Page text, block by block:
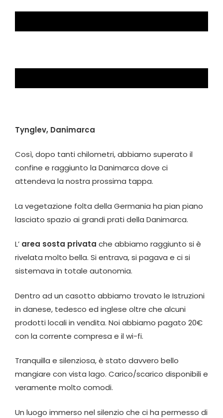
Tynglev, Danimarca
Così, dopo tanti chilometri, abbiamo superato il
confine e raggiunto la Danimarca dove ci
attendeva la nostra prossima tappa.
La vegetazione folta della Germania ha pian piano
lasciato spazio ai grandi prati della Danimarca.
L’ area sosta privata che abbiamo raggiunto si è
rivelata molto bella. Si entrava, si pagava e ci si
sistemava in totale autonomia.
Dentro ad un casotto abbiamo trovato le Istruzioni
in danese, tedesco ed inglese oltre che alcuni
prodotti locali in vendita. Noi abbiamo pagato 20€
con la corrente compresa e il wi-fi.
Tranquilla e silenziosa, è stato davvero bello
mangiare con vista lago. Carico/scarico disponibili e
veramente molto comodi.
Un luogo immerso nel silenzio che ci ha permesso di